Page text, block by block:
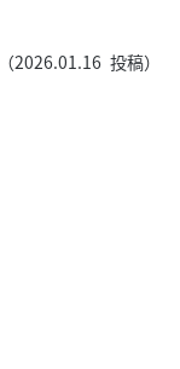
（2026.01.16 投稿）